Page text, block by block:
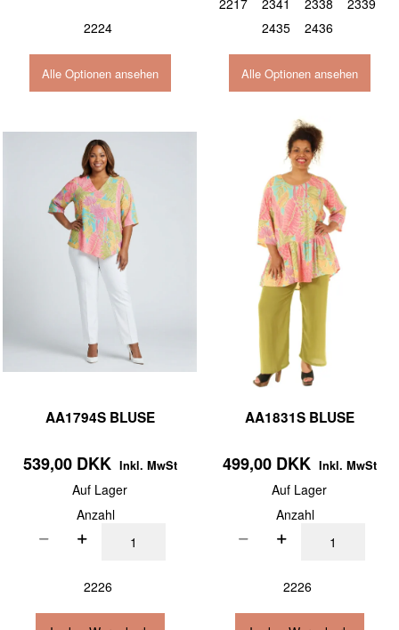
2224
Alle Optionen ansehen
2217
2341 2338
2339
2435
2436
Alle Optionen ansehen
AA1794S BLUSE
539,00 DKK Inkl. MwSt
Auf Lager
Anzahl
2226
AA1831S BLUSE
499,00 DKK Inkl. MwSt
Auf Lager
Anzahl
2226